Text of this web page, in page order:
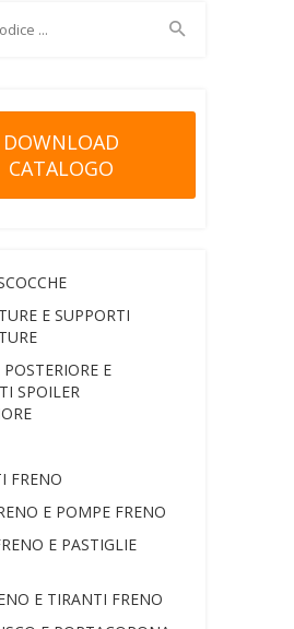
DOWNLOAD
CATALOGO
E SUPPORTI
E
SPOILER
FRENO
E POMPE FRENO
E PASTIGLIE
E TIRANTI FRENO